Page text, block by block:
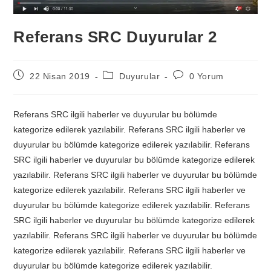
Referans SRC Duyurular 2
22 Nisan 2019 Duyurular 0 Yorum
Referans SRC ilgili haberler ve duyurular bu bölümde
kategorize edilerek yazılabilir. Referans SRC ilgili haberler ve
duyurular bu bölümde kategorize edilerek yazılabilir. Referans
SRC ilgili haberler ve duyurular bu bölümde kategorize edilerek
yazılabilir. Referans SRC ilgili haberler ve duyurular bu bölümde
kategorize edilerek yazılabilir. Referans SRC ilgili haberler ve
duyurular bu bölümde kategorize edilerek yazılabilir. Referans
SRC ilgili haberler ve duyurular bu bölümde kategorize edilerek
yazılabilir. Referans SRC ilgili haberler ve duyurular bu bölümde
kategorize edilerek yazılabilir. Referans SRC ilgili haberler ve
duyurular bu bölümde kategorize edilerek yazılabilir.